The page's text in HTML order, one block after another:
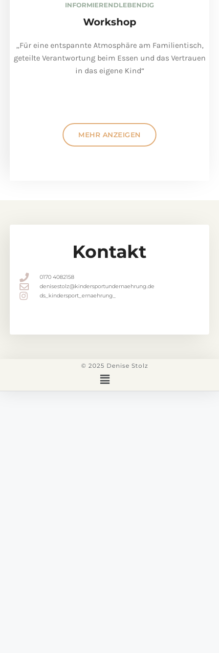
INFORMIERENDLEBENDIG
Workshop
„Für eine entspannte Atmosphäre am Familientisch,
geteilte Verantwortung beim Essen und das Vertrauen
in das eigene Kind“
MEHR ANZEIGEN
Kontakt
0170 4082158
denisestolz@kindersportundernaehrung.de
ds_kindersport_ernaehrung_
© 2025 Denise Stolz